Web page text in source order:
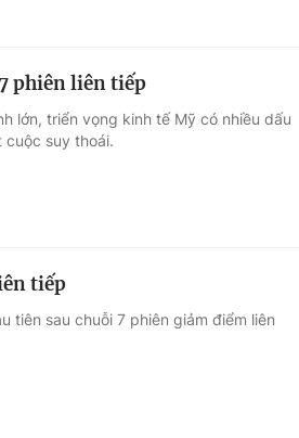
Giải sao mai
Học trực tuyến
phiên liên tiếp
lớn, triển vọng kinh tế Mỹ có nhiều dấu
cuộc suy thoái.
tiếp
tiên sau chuỗi 7 phiên giảm điểm liên